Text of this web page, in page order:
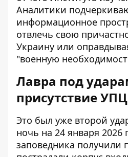
Аналитики
информационное
отвлечь свою
Украину или
"военную
Лавра под
присутствие
Это был уже второй
ночь на 24 января 2026
заповедника получили